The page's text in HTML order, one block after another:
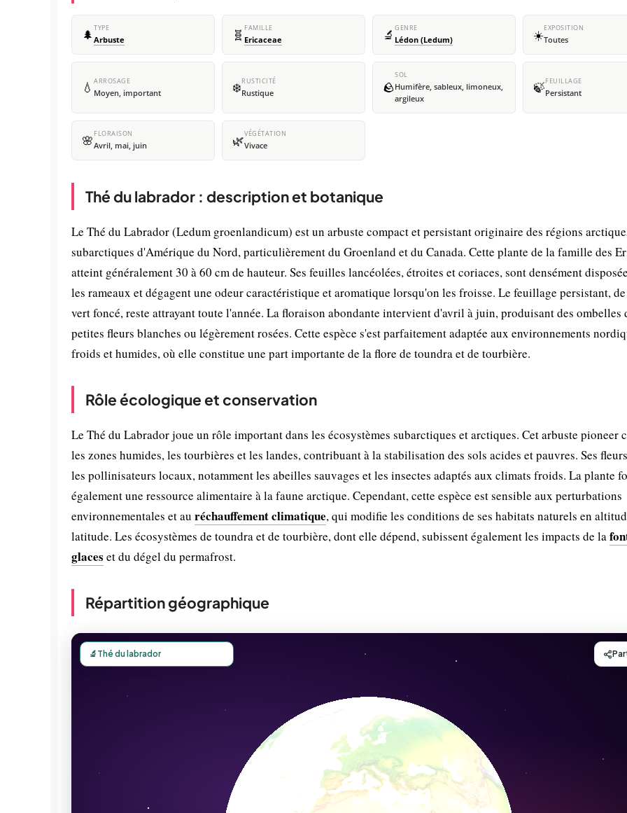
🌲 TYPE
Arbuste 🧬 FAMILLE
Ericaceae 🔬 GENRE
Lédon (Ledum) ☀️EXPOSITION
Toutes
💧 ARROSAGE
Moyen, important ❄️RUSTICITÉ
Rustique 🪨
SOL
Humifère, sableux, limoneux,
argileux
🍃FEUILLAGE
Persistant
🌸 FLORAISON
Avril, mai, juin 🌿VÉGÉTATION
Vivace
Thé du labrador : description et botanique
Le Thé du Labrador (Ledum groenlandicum) est un arbuste compact et persistant originaire des régions
subarctiques d'Amérique du Nord, particulièrement du Groenland et du Canada. Cette plante de la famille des
atteint généralement 30 à 60 cm de hauteur. Ses feuilles lancéolées, étroites et coriaces, sont densément
les rameaux et dégagent une odeur caractéristique et aromatique lorsqu'on les froisse. Le feuillage persistant,
vert foncé, reste attrayant toute l'année. La floraison abondante intervient d'avril à juin, produisant des ombelles
petites fleurs blanches ou légèrement rosées. Cette espèce s'est parfaitement adaptée aux environnements
froids et humides, où elle constitue une part importante de la flore de toundra et de tourbière.
Rôle écologique et conservation
Le Thé du Labrador joue un rôle important dans les écosystèmes subarctiques et arctiques. Cet arbuste pioneer
les zones humides, les tourbières et les landes, contribuant à la stabilisation des sols acides et pauvres. Ses
les pollinisateurs locaux, notamment les abeilles sauvages et les insectes adaptés aux climats froids. La plante
également une ressource alimentaire à la faune arctique. Cependant, cette espèce est sensible aux perturbations
environnementales et au réchauffement climatique, qui modifie les conditions de ses habitats naturels en
latitude. Les écosystèmes de toundra et de tourbière, dont elle dépend, subissent également les impacts de la
glaces et du dégel du permafrost.
Répartition géographique